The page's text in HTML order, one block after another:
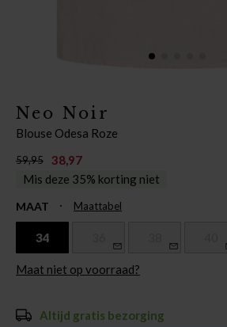
Neo Noir
Blouse Odesa Roze
59,95
38,97
Mis deze 35% korting niet
MAAT Maattabel
34
Maat niet op voorraad?
Altijd gratis bezorging